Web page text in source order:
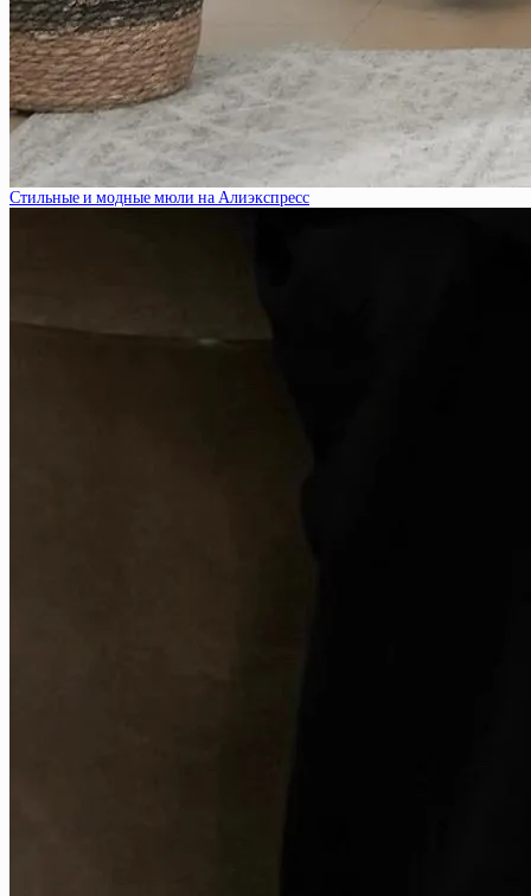
Стильные и модные мюли на Алиэкспресс